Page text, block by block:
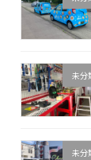
未分
未分